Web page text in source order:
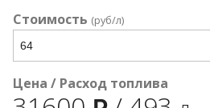
Стоимость (руб/л)
Цена / Расход топлива